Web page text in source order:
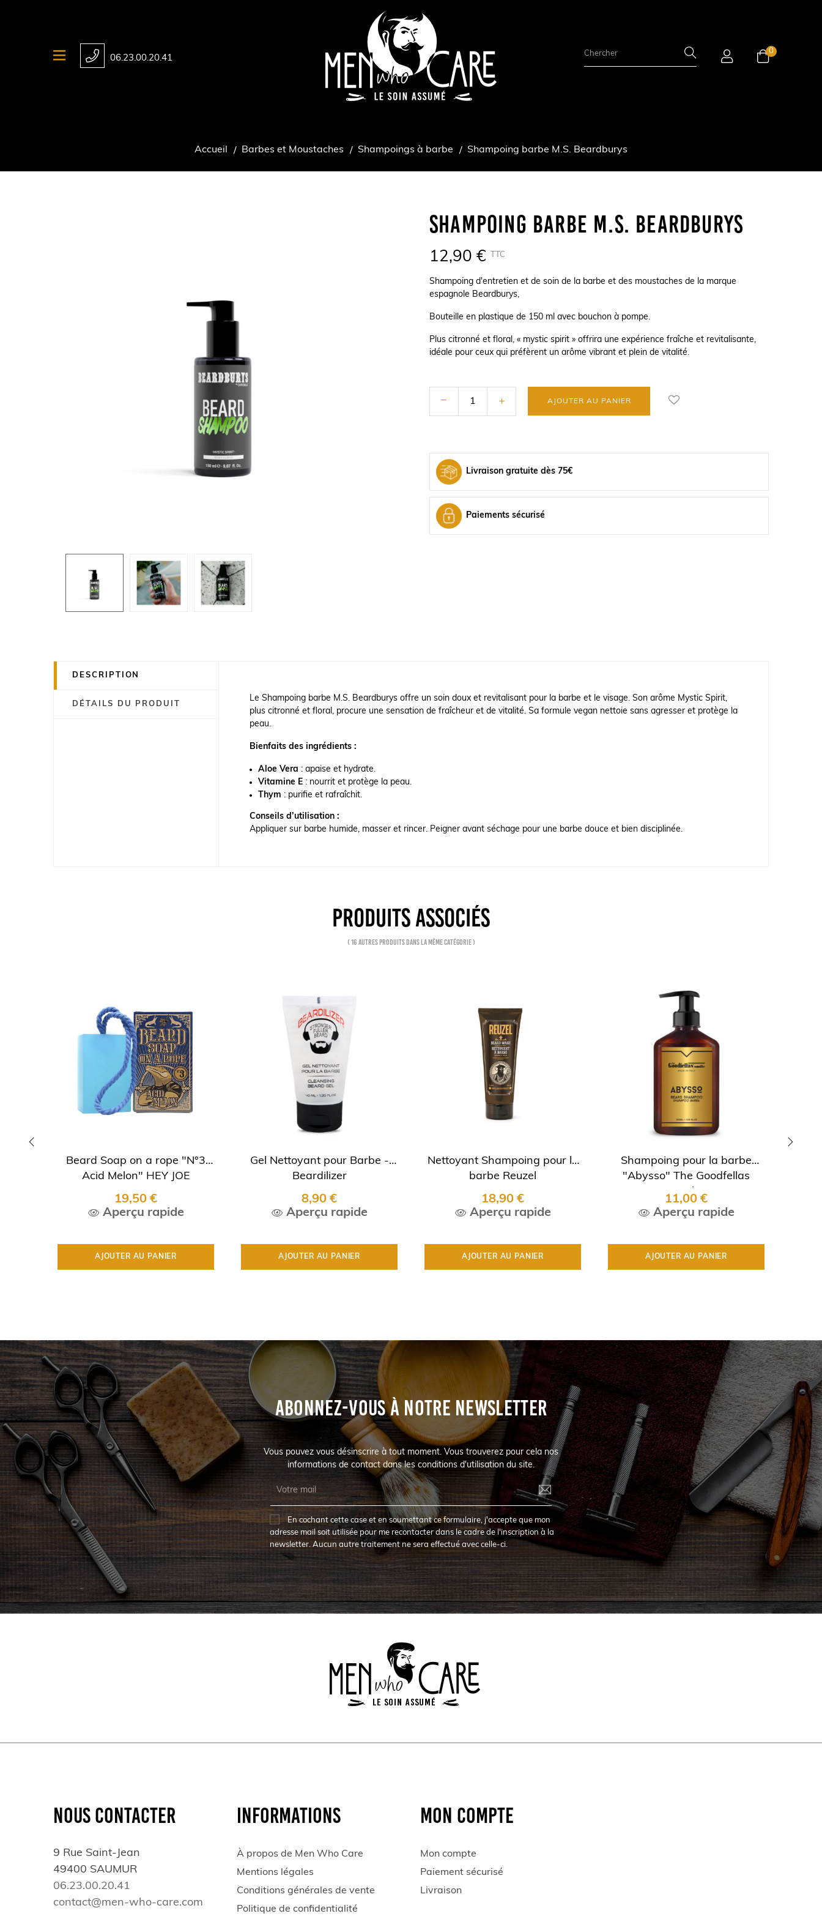
06.23.00.20.41
0
Accueil Barbes et Moustaches Shampoings à barbe Shampoing barbe M.S. Beardburys
Shampoing Barbe M.S. Beardburys
12,90 € TTC
Shampoing d'entretien et de soin de la barbe et des moustaches de la marque
espagnole Beardburys,
Bouteille en plastique de 150 ml avec bouchon à pompe.
Plus citronné et floral, « mystic spirit » offrira une expérience fraîche et revitalisante,
idéale pour ceux qui préfèrent un arôme vibrant et plein de vitalité.
AJOUTER AU PANIER
Livraison gratuite dès 75€
Paiements sécurisé
DESCRIPTION
DÉTAILS DU PRODUIT
Le Shampoing barbe M.S. Beardburys offre un soin doux et revitalisant pour la barbe et le visage. Son arôme Mystic Spirit,
plus citronné et floral, procure une sensation de fraîcheur et de vitalité. Sa formule vegan nettoie sans agresser et protège la
peau.
Bienfaits des ingrédients :
Aloe Vera : apaise et hydrate.
Vitamine E : nourrit et protège la peau.
Thym : purifie et rafraîchit.
Conseils d’utilisation :
Appliquer sur barbe humide, masser et rincer. Peigner avant séchage pour une barbe douce et bien disciplinée.
PRODUITS ASSOCIÉS
( 16 autres produits dans la même catégorie )
Beard Soap on a rope "N°3
Acid Melon" HEY JOE
19,50 €
Aperçu rapide
AJOUTER AU PANIER
Gel Nettoyant pour Barbe -
Beardilizer
8,90 €
Aperçu rapide
AJOUTER AU PANIER
Nettoyant Shampoing pour la
barbe Reuzel
18,90 €
Aperçu rapide
AJOUTER AU PANIER
Shampoing pour la barbe
"Abysso" The Goodfellas
Smile
11,00 €
Aperçu rapide
AJOUTER AU PANIER
ABONNEZ-VOUS À NOTRE NEWSLETTER
Vous pouvez vous désinscrire à tout moment. Vous trouverez pour cela nos
informations de contact dans les conditions d'utilisation du site.
En cochant cette case et en soumettant ce formulaire, j'accepte que mon
adresse mail soit utilisée pour me recontacter dans le cadre de l'inscription à la
newsletter. Aucun autre traitement ne sera effectué avec celle-ci.
NOUS CONTACTER
9 Rue Saint-Jean
49400 SAUMUR
06.23.00.20.41
contact@men-who-care.com
INFORMATIONS
À propos de Men Who Care
Mentions légales
Conditions générales de vente
Politique de confidentialité
MON COMPTE
Mon compte
Paiement sécurisé
Livraison